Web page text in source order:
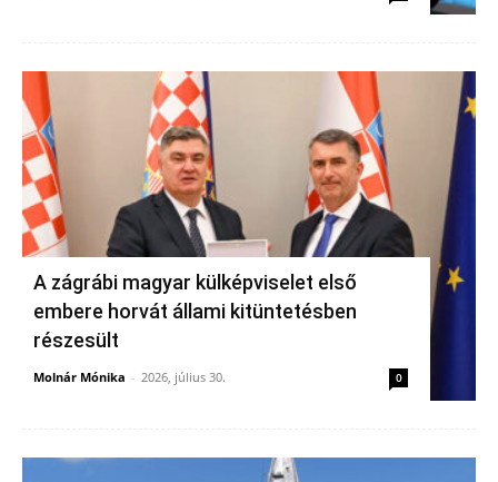
A zágrábi magyar külképviselet első
embere horvát állami kitüntetésben
részesült
Molnár Mónika - 2026, július 30. 0